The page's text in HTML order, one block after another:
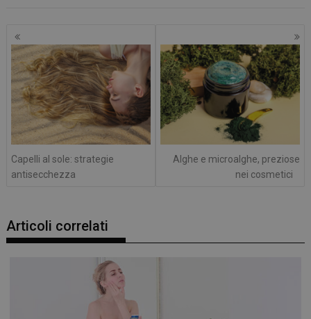
Navigazione
articoli
Capelli al sole: strategie
antisecchezza
Alghe e microalghe, preziose
nei cosmetici
Articoli correlati